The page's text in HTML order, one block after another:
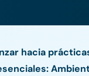
hacia